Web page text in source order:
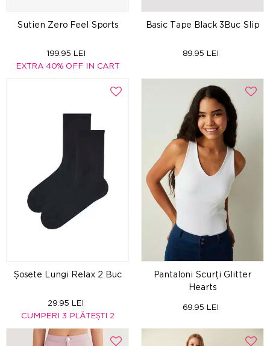
Sutien Zero Feel Sports
199.95 LEI
EXTRA 40% OFF IN CART
Basic Tape Black 3Buc Slip
89.95 LEI
Șosete Lungi Relax 2 Buc
29.95 LEI
CUMPERI 3 PLĂTEȘTI 2
Pantaloni Scurți Glitter
Hearts
69.95 LEI